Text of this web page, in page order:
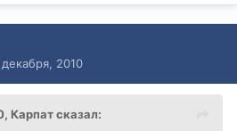
декабря, 2010
Карпат сказал: